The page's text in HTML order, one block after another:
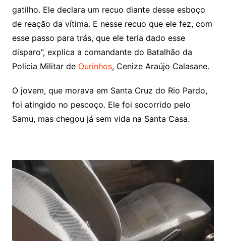
gatilho. Ele declara um recuo diante desse esboço
de reação da vítima. E nesse recuo que ele fez, com
esse passo para trás, que ele teria dado esse
disparo”, explica a comandante do Batalhão da
Policia Militar de Ourinhos, Cenize Araújo Calasane.
O jovem, que morava em Santa Cruz do Rio Pardo,
foi atingido no pescoço. Ele foi socorrido pelo
Samu, mas chegou já sem vida na Santa Casa.